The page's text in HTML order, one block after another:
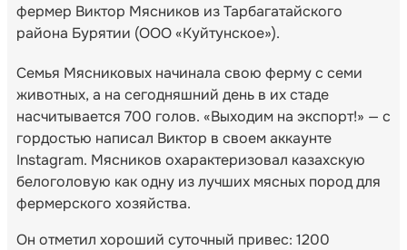
фермер Виктор Мясников из Тарбагатайского
района Бурятии (ООО «Куйтунское»).
Семья Мясниковых начинала свою ферму с семи
животных, а на сегодняшний день в их стаде
насчитывается 700 голов. «Выходим на экспорт!» — с
гордостью написал Виктор в своем аккаунте
Instagram. Мясников охарактеризовал казахскую
белоголовую как одну из лучших мясных пород для
фермерского хозяйства.
Он отметил хороший суточный привес: 1200